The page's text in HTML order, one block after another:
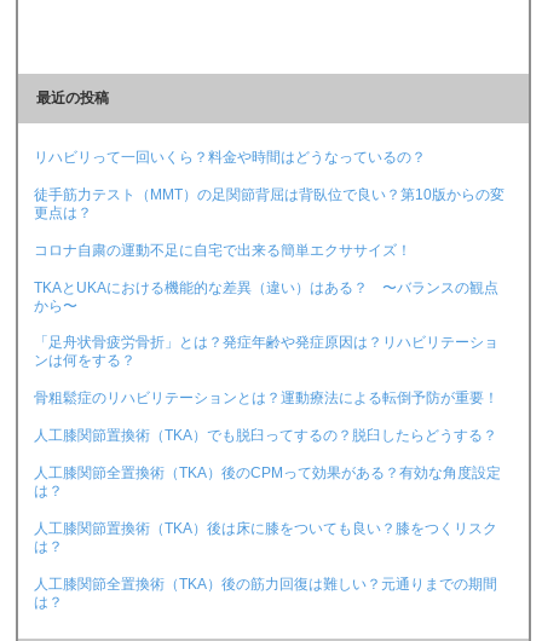
最近の投稿
リハビリって一回いくら？料金や時間はどうなっているの？
徒手筋力テスト（MMT）の足関節背屈は背臥位で良い？第10版からの変
更点は？
コロナ自粛の運動不足に自宅で出来る簡単エクササイズ！
TKAとUKAにおける機能的な差異（違い）はある？ 〜バランスの観点
から〜
「足舟状骨疲労骨折」とは？発症年齢や発症原因は？リハビリテーショ
ンは何をする？
骨粗鬆症のリハビリテーションとは？運動療法による転倒予防が重要！
人工膝関節置換術（TKA）でも脱臼ってするの？脱臼したらどうする？
人工膝関節全置換術（TKA）後のCPMって効果がある？有効な角度設定
は？
人工膝関節置換術（TKA）後は床に膝をついても良い？膝をつくリスク
は？
人工膝関節全置換術（TKA）後の筋力回復は難しい？元通りまでの期間
は？